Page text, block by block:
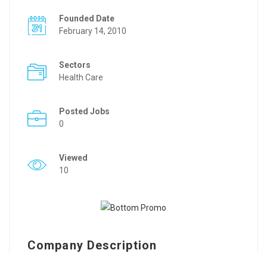
Founded Date
February 14, 2010
Sectors
Health Care
Posted Jobs
0
Viewed
10
Company Description